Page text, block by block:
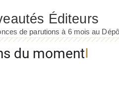
du moment